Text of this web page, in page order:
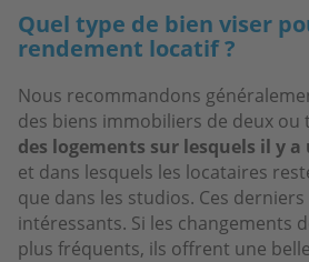
Quel type de bien viser
rendement locatif ?
Nous recommandons
des biens immobiliers de deux ou
des logements sur lesquels il y
et dans lesquels les locataires
que dans les studios. Ces
intéressants. Si les changements
plus fréquents, ils offrent une